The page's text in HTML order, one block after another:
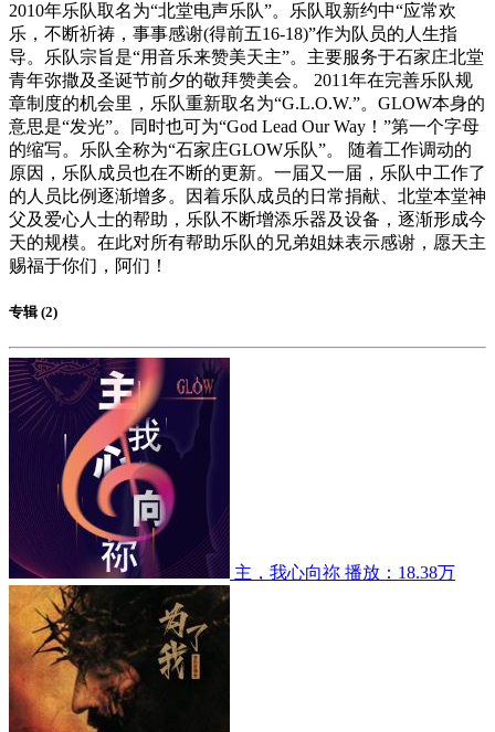
2010年乐队取名为“北堂电声乐队”。乐队取新约中“应常欢
乐，不断祈祷，事事感谢(得前五16-18)”作为队员的人生指
导。乐队宗旨是“用音乐来赞美天主”。主要服务于石家庄北堂
青年弥撒及圣诞节前夕的敬拜赞美会。 2011年在完善乐队规
章制度的机会里，乐队重新取名为“G.L.O.W.”。GLOW本身的
意思是“发光”。同时也可为“God Lead Our Way！”第一个字母
的缩写。乐队全称为“石家庄GLOW乐队”。 随着工作调动的
原因，乐队成员也在不断的更新。一届又一届，乐队中工作了
的人员比例逐渐增多。因着乐队成员的日常捐献、北堂本堂神
父及爱心人士的帮助，乐队不断增添乐器及设备，逐渐形成今
天的规模。在此对所有帮助乐队的兄弟姐妹表示感谢，愿天主
赐福于你们，阿们！
专辑 (2)
主，我心向祢 播放：18.38万